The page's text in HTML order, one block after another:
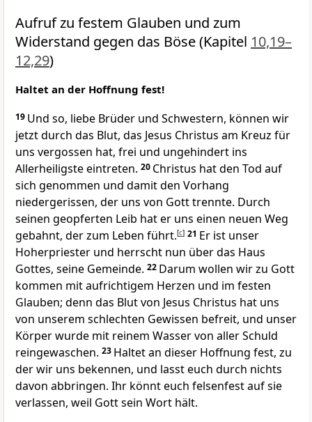
Aufruf zu festem Glauben und zum
Widerstand gegen das Böse (Kapitel 10,19–
12,29)
Haltet an der Hoffnung fest!
19 Und so, liebe Brüder und Schwestern, können wir
jetzt durch das Blut, das Jesus Christus am Kreuz für
uns vergossen hat, frei und ungehindert ins
Allerheiligste eintreten. 20 Christus hat den Tod auf
sich genommen und damit den Vorhang
niedergerissen, der uns von Gott trennte. Durch
seinen geopferten Leib hat er uns einen neuen Weg
gebahnt, der zum Leben führt.[c] 21 Er ist unser
Hoherpriester und herrscht nun über das Haus
Gottes, seine Gemeinde. 22 Darum wollen wir zu Gott
kommen mit aufrichtigem Herzen und im festen
Glauben; denn das Blut von Jesus Christus hat uns
von unserem schlechten Gewissen befreit, und unser
Körper wurde mit reinem Wasser von aller Schuld
reingewaschen. 23 Haltet an dieser Hoffnung fest, zu
der wir uns bekennen, und lasst euch durch nichts
davon abbringen. Ihr könnt euch felsenfest auf sie
verlassen, weil Gott sein Wort hält.